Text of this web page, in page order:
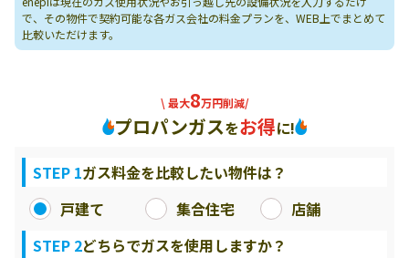
で、その物件で契約可能な各ガス会社の料金プランを、WEB上でまとめて
比較いただけます。
\ 最大8万円削減/
プロパンガスをお得に!
STEP 1ガス料金を比較したい物件は？
戸建て
集合住宅
店舗
STEP 2どちらでガスを使用しますか？